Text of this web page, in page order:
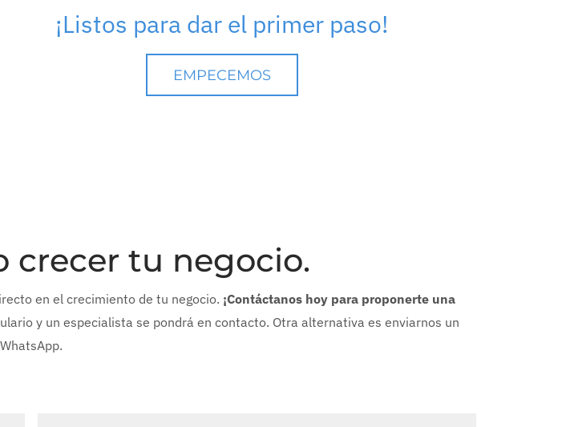
¡Listos para dar el primer paso!
EMPECEMOS
crecer tu negocio.
en el crecimiento de tu negocio. ¡Contáctanos hoy para proponerte una
y un especialista se pondrá en contacto. Otra alternativa es enviarnos un
WhatsApp.